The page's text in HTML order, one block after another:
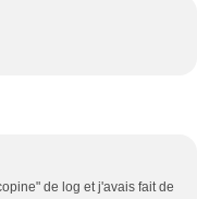
de log et j'avais fait de